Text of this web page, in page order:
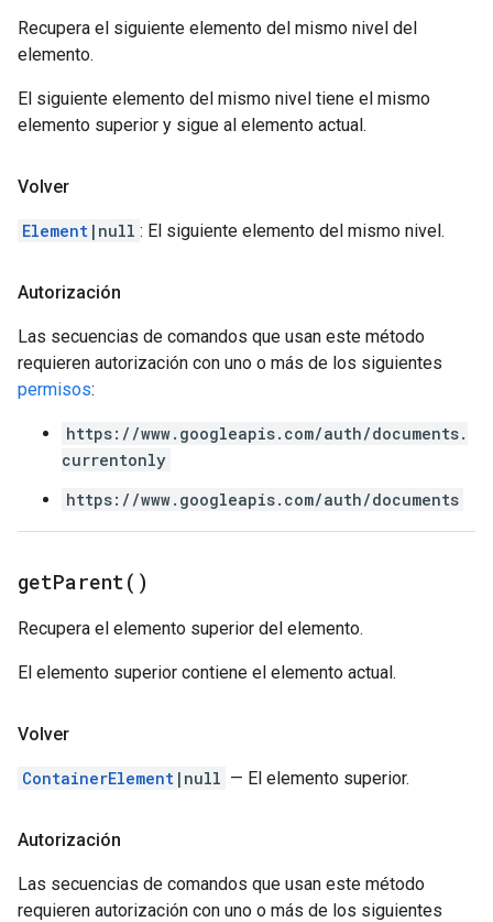
Recupera el siguiente elemento del mismo nivel del
elemento.
El siguiente elemento del mismo nivel tiene el mismo
elemento superior y sigue al elemento actual.
Volver
Element |null : El siguiente elemento del mismo nivel.
Autorización
Las secuencias de comandos que usan este método
requieren autorización con uno o más de los siguientes
permisos:
https://www.googleapis.com/auth/documents.
currentonly
https://www.googleapis.com/auth/documents
getParent( )
Recupera el elemento superior del elemento.
El elemento superior contiene el elemento actual.
Volver
ContainerElement |null — El elemento superior.
Autorización
Las secuencias de comandos que usan este método
requieren autorización con uno o más de los siguientes